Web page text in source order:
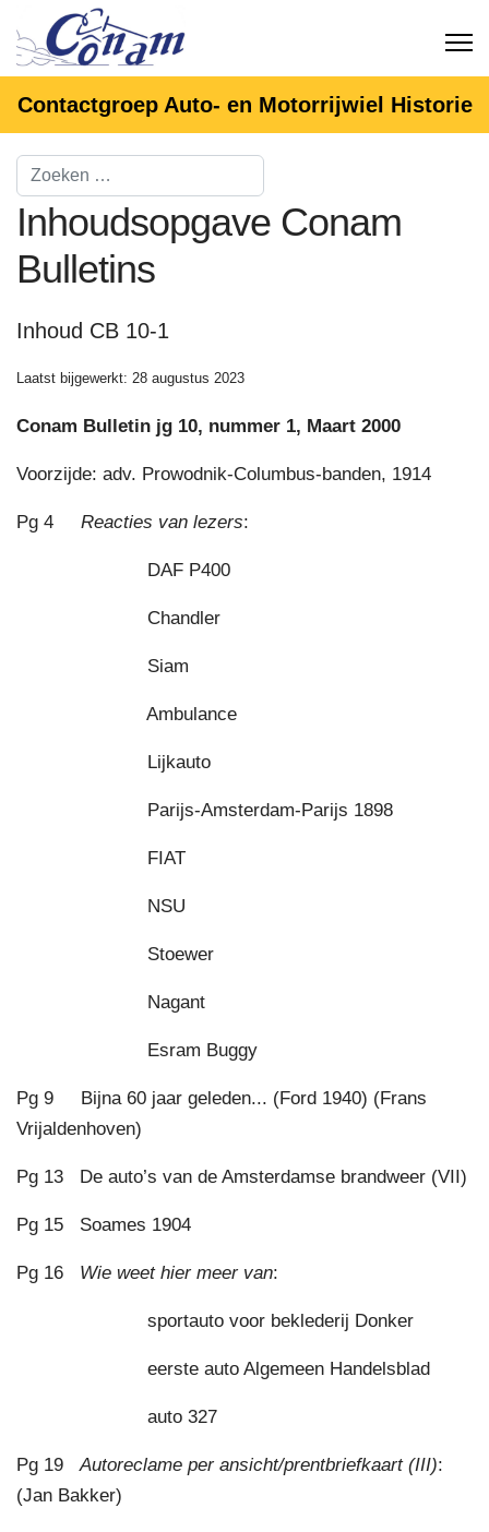
Contactgroep Auto- en Motorrijwiel Historie
Inhoudsopgave Conam
Bulletins
Inhoud CB 10-1
Laatst bijgewerkt: 28 augustus 2023
Conam Bulletin jg 10, nummer 1, Maart 2000
Voorzijde: adv. Prowodnik-Columbus-banden, 1914
Pg 4 Reacties van lezers:
DAF P400
Chandler
Siam
Ambulance
Lijkauto
Parijs-Amsterdam-Parijs 1898
FIAT
NSU
Stoewer
Nagant
Esram Buggy
Pg 9 Bijna 60 jaar geleden... (Ford 1940) (Frans
Vrijaldenhoven)
Pg 13 De auto’s van de Amsterdamse brandweer (VII)
Pg 15 Soames 1904
Pg 16 Wie weet hier meer van:
sportauto voor beklederij Donker
eerste auto Algemeen Handelsblad
auto 327
Pg 19Autoreclame per ansicht/prentbriefkaart (III):
(Jan Bakker)